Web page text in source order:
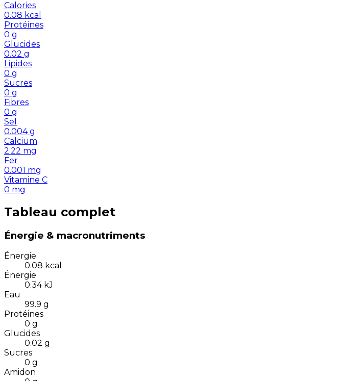
Calories
0.08 kcal
Protéines
0 g
Glucides
0.02 g
Lipides
0 g
Sucres
0 g
Fibres
0 g
Sel
0.004 g
Calcium
2.22 mg
Fer
0.001 mg
Vitamine C
0 mg
Tableau complet
Énergie & macronutriments
Énergie
0.08 kcal
Énergie
0.34 kJ
Eau
99.9 g
Protéines
0 g
Glucides
0.02 g
Sucres
0 g
Amidon